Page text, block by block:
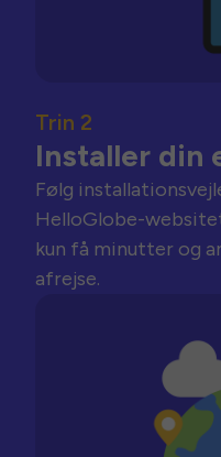
Trin 2
Installer din
Følg
HelloGlobe-
kun få minutter og
afrejse.